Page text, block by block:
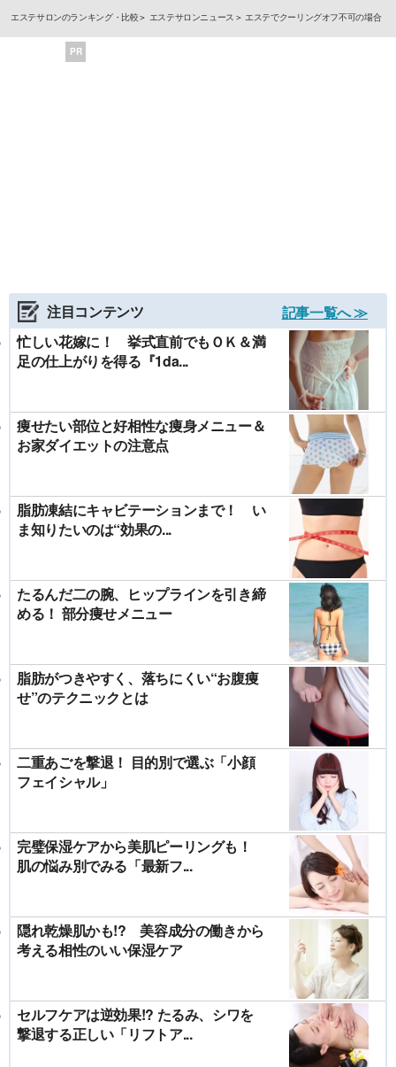
エステサロンのランキング・比較 エステサロンニュース エステでクーリングオフ不可の場合
PR
注目コンテンツ
記事一覧へ ≫
忙しい花嫁に！ 挙式直前でもＯＫ＆満
足の仕上がりを得る『1da...
痩せたい部位と好相性な痩身メニュー＆
お家ダイエットの注意点
脂肪凍結にキャビテーションまで！ い
ま知りたいのは“効果の...
たるんだ二の腕、ヒップラインを引き締
める！ 部分痩せメニュー
脂肪がつきやすく、落ちにくい“お腹痩
せ”のテクニックとは
二重あごを撃退！ 目的別で選ぶ「小顔
フェイシャル」
完璧保湿ケアから美肌ピーリングも！
肌の悩み別でみる「最新フ...
隠れ乾燥肌かも!? 美容成分の働きから
考える相性のいい保湿ケア
セルフケアは逆効果!? たるみ、シワを
撃退する正しい「リフトア...